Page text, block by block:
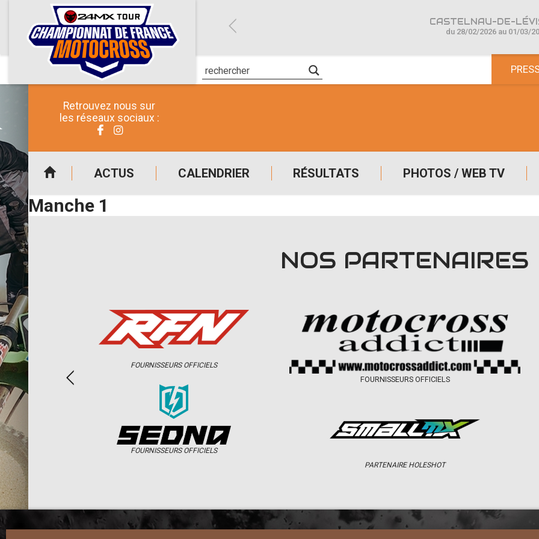
Retrouvez nous sur
les réseaux sociaux :
ACTUS CALENDRIER RÉSULTATS PHOTOS / WEB TV
CASTELNAU-DE-
du 28/02/2026 au 01/03/
Manche 1
NOS PARTENAIRES
FOURNISSEURS OFFICIELS
FOURNISSEURS OFFICIELS
FOURNISSEURS OFFICIELS
PARTENAIRE HOLESHOT